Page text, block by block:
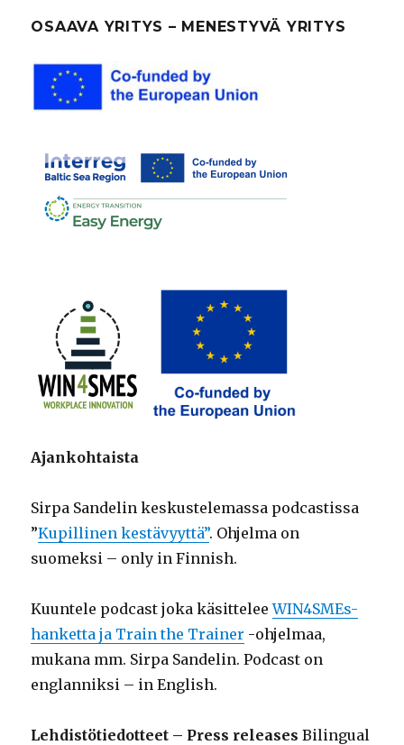
OSAAVA YRITYS – MENESTYVÄ YRITYS
Ajankohtaista
Sirpa Sandelin keskustelemassa podcastissa
”Kupillinen kestävyyttä”. Ohjelma on
suomeksi – only in Finnish.
Kuuntele podcast joka käsitteleeWIN4SMEs-
hanketta ja Train the Trainer -ohjelmaa,
mukana mm. Sirpa Sandelin. Podcast on
englanniksi – in English.
Lehdistötiedotteet – Press releasesBilingual